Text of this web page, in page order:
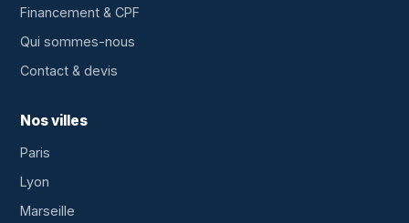
Financement & CPF
Qui sommes-nous
Contact & devis
Nos villes
Paris
Lyon
Marseille